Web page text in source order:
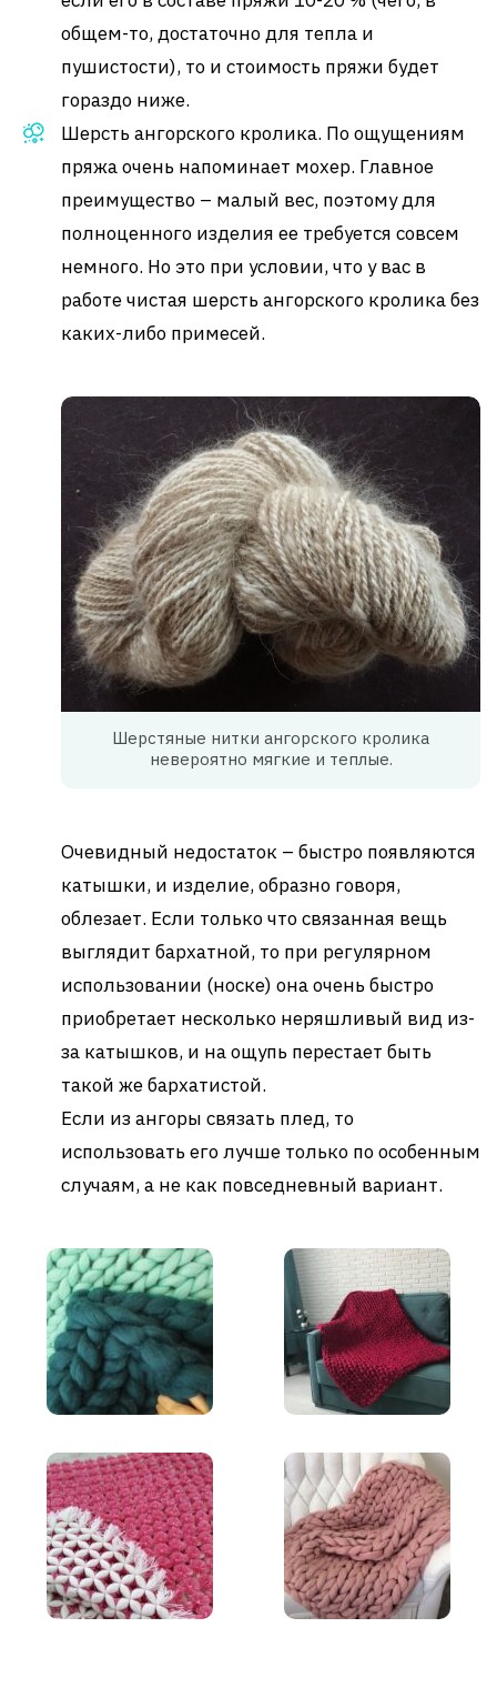
общем-то, достаточно для тепла и
пушистости), то и стоимость пряжи будет
гораздо ниже.
Шерсть ангорского кролика. По ощущениям
пряжа очень напоминает мохер. Главное
преимущество – малый вес, поэтому для
полноценного изделия ее требуется совсем
немного. Но это при условии, что у вас в
работе чистая шерсть ангорского кролика без
каких-либо примесей.
Шерстяные нитки ангорского кролика
невероятно мягкие и теплые.
Очевидный недостаток – быстро появляются
катышки, и изделие, образно говоря,
облезает. Если только что связанная вещь
выглядит бархатной, то при регулярном
использовании (носке) она очень быстро
приобретает несколько неряшливый вид из-
за катышков, и на ощупь перестает быть
такой же бархатистой.
Если из ангоры связать плед, то
использовать его лучше только по особенным
случаям, а не как повседневный вариант.